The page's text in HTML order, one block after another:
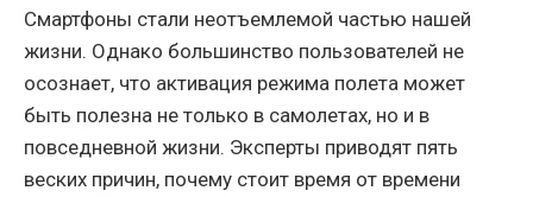
Смартфоны стали неотъемлемой частью нашей
жизни. Однако большинство пользователей не
осознает, что активация режима полета может
быть полезна не только в самолетах, но и в
повседневной жизни. Эксперты приводят пять
веских причин, почему стоит время от времени